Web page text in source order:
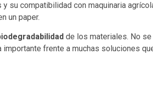
su compatibilidad con maquinaria
un paper.
de los materiales. No se
frente a muchas soluciones